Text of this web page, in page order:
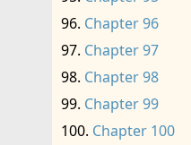
Chapter 96
Chapter 97
Chapter 98
Chapter 99
Chapter 100